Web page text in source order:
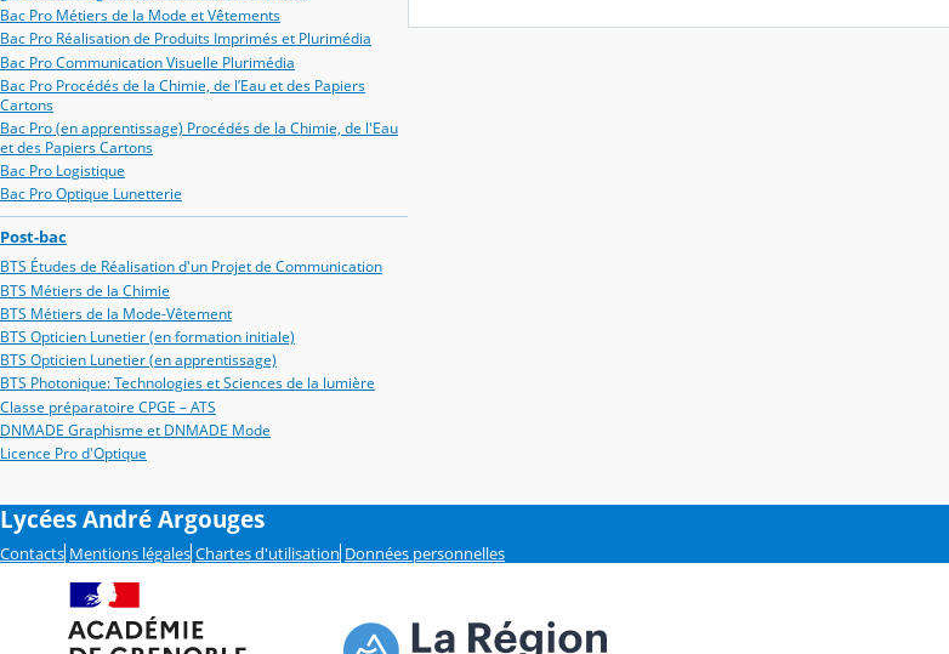
Bac Pro Métiers de la Mode et Vêtements
Bac Pro Réalisation de Produits Imprimés et Plurimédia
Bac Pro Communication Visuelle Plurimédia
Bac Pro Procédés de la Chimie, de l’Eau et des Papiers
Cartons
Bac Pro (en apprentissage) Procédés de la Chimie, de l'Eau
et des Papiers Cartons
Bac Pro Logistique
Bac Pro Optique Lunetterie
Post-bac
BTS Études de Réalisation d'un Projet de Communication
BTS Métiers de la Chimie
BTS Métiers de la Mode-Vêtement
BTS Opticien Lunetier (en formation initiale)
BTS Opticien Lunetier (en apprentissage)
BTS Photonique: Technologies et Sciences de la lumière
Classe préparatoire CPGE – ATS
DNMADE Graphisme et DNMADE Mode
Licence Pro d'Optique
Lycées André Argouges
Contacts Mentions légales Chartes d'utilisation Données personnelles